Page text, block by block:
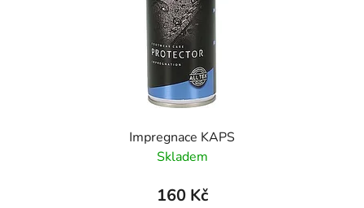
Impregnace KAPS
Skladem
160 Kč